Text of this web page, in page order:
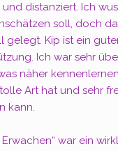
distanziert. Ich
soll, doch
gelegt. Kip ist ein
Ich war sehr
näher
Art hat und sehr
kann.
Erwachen“ war ein